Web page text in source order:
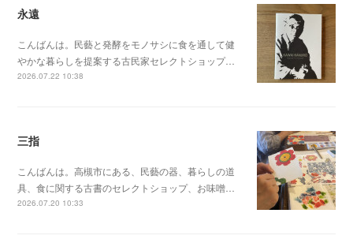
永遠
こんばんは。民藝と発酵をモノサシに食を通して健
やかな暮らしを提案する古民家セレクトショップ…
2026.07.22 10:38
三指
こんばんは。高槻市にある、民藝の器、暮らしの道
具、食に関する古書のセレクトショップ、お味噌…
2026.07.20 10:33